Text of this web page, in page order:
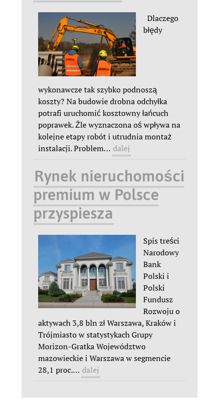
Dlaczego
błędy
wykonawcze tak szybko podnoszą
koszty? Na budowie drobna odchyłka
potrafi uruchomić kosztowny łańcuch
poprawek. Źle wyznaczona oś wpływa na
kolejne etapy robót i utrudnia montaż
instalacji. Problem… dalej
Rynek nieruchomości
premium w Polsce
przyspiesza
Spis treści
Narodowy
Bank
Polski i
Polski
Fundusz
Rozwoju o
aktywach 3,8 bln zł Warszawa, Kraków i
Trójmiasto w statystykach Grupy
Morizon-Gratka Województwo
mazowieckie i Warszawa w segmencie
28,1 proc.… dalej